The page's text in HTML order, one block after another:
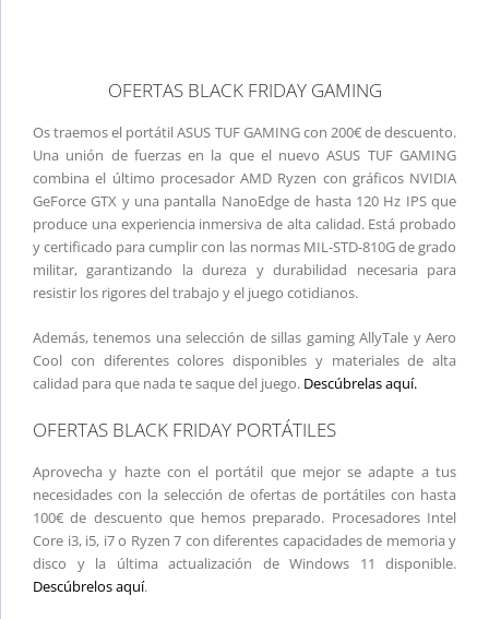
OFERTAS BLACK FRIDAY GAMING
Os traemos el portátil ASUS TUF GAMING con 200€ de descuento.
Una unión de fuerzas en la que el nuevo ASUS TUF GAMING
combina el último procesador AMD Ryzen con gráficos NVIDIA
GeForce GTX y una pantalla NanoEdge de hasta 120 Hz IPS que
produce una experiencia inmersiva de alta calidad. Está probado
y certificado para cumplir con las normas MIL-STD-810G de grado
militar, garantizando la dureza y durabilidad necesaria para
resistir los rigores del trabajo y el juego cotidianos.
Además, tenemos una selección de sillas gaming AllyTale y Aero
Cool con diferentes colores disponibles y materiales de alta
calidad para que nada te saque del juego. Descúbrelas aquí.
OFERTAS BLACK FRIDAY PORTÁTILES
Aprovecha y hazte con el portátil que mejor se adapte a tus
necesidades con la selección de ofertas de portátiles con hasta
100€ de descuento que hemos preparado. Procesadores Intel
Core i3, i5, i7 o Ryzen 7 con diferentes capacidades de memoria y
disco y la última actualización de Windows 11 disponible.
Descúbrelos aquí.